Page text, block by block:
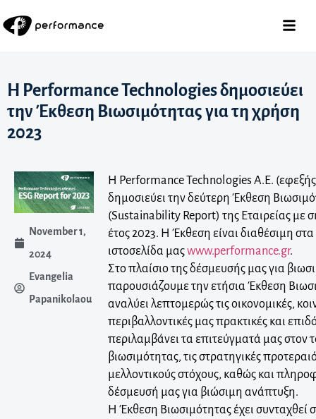
Η Performance Technologies δημοσιεύει
την Έκθεση Βιωσιμότητας για τη χρήση
2023
November 1,
2024
Evangelia
Papanikolaou
H Performance Technologies A.E. (εφεξής
δημοσιεύει την δεύτερη Έκθεση
(Sustainability Report) της Εταιρείας με
έτος 2023. Η Έκθεση είναι διαθέσιμη
ιστοσελίδα μαςwww.performance.gr.
Στο πλαίσιο της δέσμευσής μας για
παρουσιάζουμε την ετήσια Έκθεση
αναλύει λεπτομερώς τις οικονομικές,
περιβαλλοντικές μας πρακτικές και
περιλαμβάνει τα επιτεύγματά μας στον
βιωσιμότητας, τις στρατηγικές
μελλοντικούς στόχους, καθώς και
δέσμευσή μας για βιώσιμη ανάπτυξη.
Η Έκθεση Βιωσιμότητας έχει